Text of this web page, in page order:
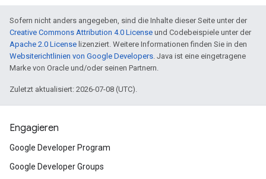
Sofern nicht anders angegeben, sind die Inhalte dieser Seite unter der
Creative Commons Attribution 4.0 License und Codebeispiele unter der
Apache 2.0 License lizenziert. Weitere Informationen finden Sie in den
Websiterichtlinien von Google Developers. Java ist eine eingetragene
Marke von Oracle und/oder seinen Partnern.
Zuletzt aktualisiert: 2026-07-08 (UTC).
Engagieren
Google Developer Program
Google Developer Groups